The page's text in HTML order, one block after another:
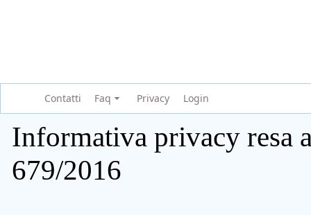
Contatti Faq Privacy Login
Informativa privacy resa
679/2016